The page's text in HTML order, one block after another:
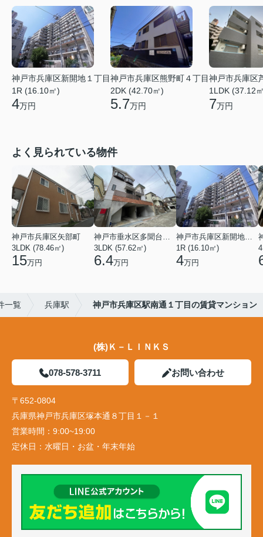
神戸市兵庫区新開地１丁目
1R (16.10㎡)
4万円
神戸市兵庫区熊野町４丁目
2DK (42.70㎡)
5.7万円
神戸市兵庫区
1LDK (37.12
7万円
よく見られている物件
神戸市兵庫区矢部町
3LDK (78.46㎡)
15万円
神戸市垂水区多聞台２丁目
3LDK (57.62㎡)
6.4万円
神戸市兵庫区新開地１丁目
1R (16.10㎡)
4万円
一覧 兵庫駅 神戸市兵庫区駅南通１丁目の賃貸マンション
(株)Ｋ－ＬＩＮＫＳ
078-578-3711 お問い合わせ
〒652-0804
兵庫県神戸市兵庫区塚本通８丁目１－１
営業時間： 9:00~19:00
定休日： 水曜日・お盆・年末年始